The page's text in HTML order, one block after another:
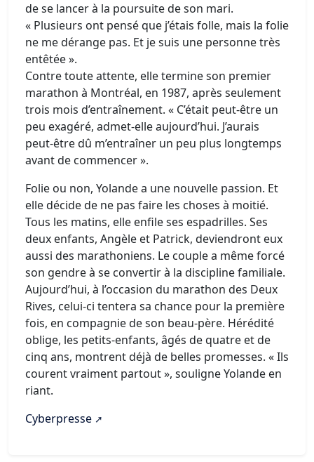
de se lancer à la poursuite de son mari.
« Plusieurs ont pensé que j’étais folle, mais la folie
ne me dérange pas. Et je suis une personne très
entêtée ».
Contre toute attente, elle termine son premier
marathon à Montréal, en 1987, après seulement
trois mois d’entraînement. « C’était peut-être un
peu exagéré, admet-elle aujourd’hui. J’aurais
peut-être dû m’entraîner un peu plus longtemps
avant de commencer ».
Folie ou non, Yolande a une nouvelle passion. Et
elle décide de ne pas faire les choses à moitié.
Tous les matins, elle enfile ses espadrilles. Ses
deux enfants, Angèle et Patrick, deviendront eux
aussi des marathoniens. Le couple a même forcé
son gendre à se convertir à la discipline familiale.
Aujourd’hui, à l’occasion du marathon des Deux
Rives, celui-ci tentera sa chance pour la première
fois, en compagnie de son beau-père. Hérédité
oblige, les petits-enfants, âgés de quatre et de
cinq ans, montrent déjà de belles promesses. « Ils
courent vraiment partout », souligne Yolande en
riant.
Cyberpresse